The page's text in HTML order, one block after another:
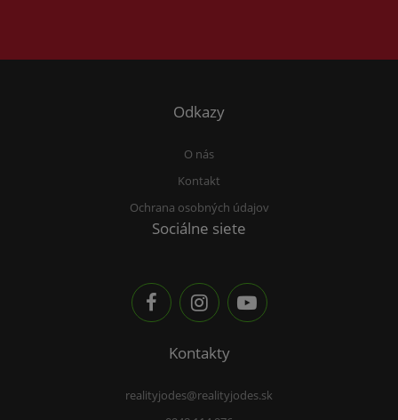
Odkazy
O nás
Kontakt
Ochrana osobných údajov
Sociálne siete
Kontakty
realityjodes@realityjodes.sk